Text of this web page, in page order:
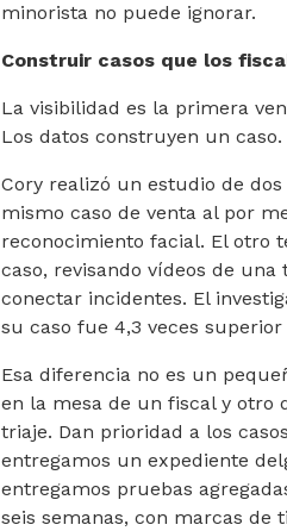
minorista no puede ignorar.
Construir casos que los
La visibilidad es la primera
Los datos construyen un caso.
Cory realizó un estudio de
mismo caso de venta al por
reconocimiento facial. El otro
caso, revisando vídeos de
conectar incidentes. El
su caso fue 4,3 veces
Esa diferencia no es un
en la mesa de un fiscal y otro
triaje. Dan prioridad a los
entregamos un expediente
entregamos pruebas
seis semanas, con marcas de